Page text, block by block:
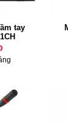
tay